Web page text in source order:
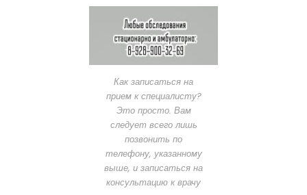
Как записаться на
прием к специалисту?
Это просто. Вам
следует всего лишь
позвонить по
телефону, указанному
выше, и записаться на
консультацию к врачу